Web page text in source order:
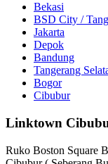
Bekasi
BSD City /
Jakarta
Depok
Bandung
Tangerang
Bogor
Cibubur
Linktown
Ruko Boston Square